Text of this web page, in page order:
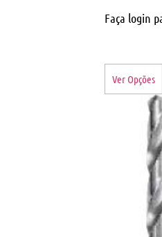
Faça login
Ver Opções